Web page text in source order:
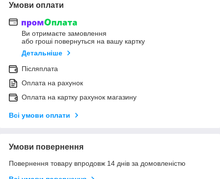
Умови оплати
Ви отримаєте замовлення
або гроші повернуться на вашу картку
Детальніше
Післяплата
Оплата на рахунок
Оплата на картку рахунок магазину
Всі умови оплати
Умови повернення
Повернення товару впродовж 14 днів за домовленістю